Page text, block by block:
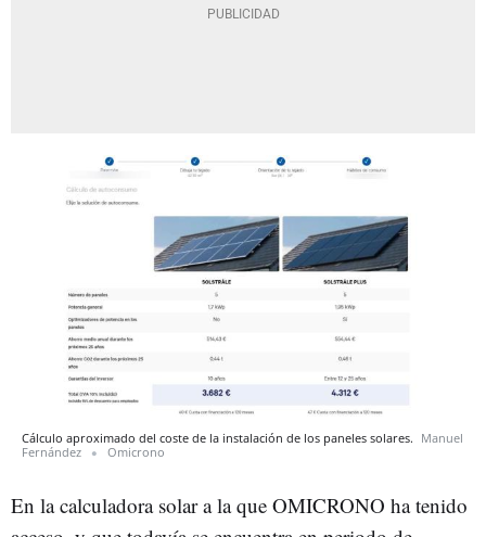
Cálculo aproximado del coste de la instalación de los paneles solares. Manuel
Fernández
Omicrono
En la calculadora solar a la que OMICRONO ha tenido